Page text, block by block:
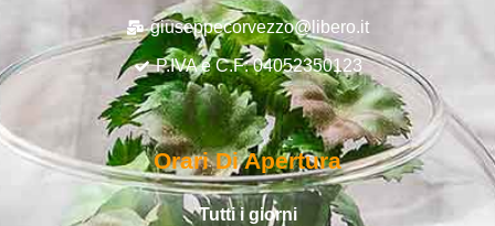
giuseppecorvezzo@libero.it
P.IVA e C.F: 04052350123
Orari Di Apertura
Tutti i giorni